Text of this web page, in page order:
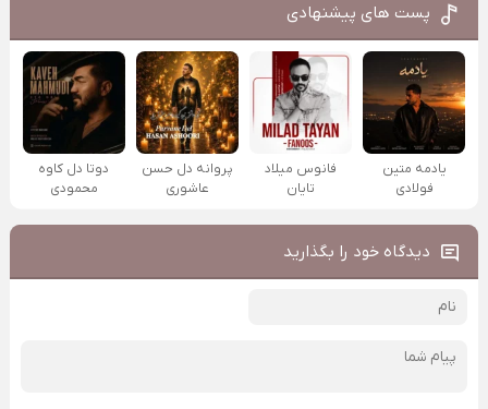
پست های پیشنهادی
یادمه متین
فولادی
فانوس میلاد
تایان
پروانه دل حسن
عاشوری
دوتا دل کاوه
محمودی
دیدگاه خود را بگذارید